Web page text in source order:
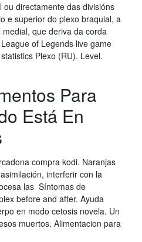
directamente das divisións
e superior do plexo braquial, a
que deriva da corda
of Legends live game
Plexo (RU). Level.
Para
Está En
compra kodi. Naranjas
interferir con la
las Síntomas de
before and after. Ayuda
en modo cetosis novela. Un
muertos. Alimentacion para